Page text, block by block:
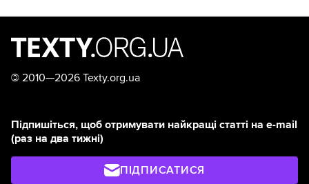
© 2010—2026 Texty.org.ua
Підпишіться, щоб отримувати найкращі статті на e-mail
(раз на два тижні)
ПІДПИСАТИСЯ